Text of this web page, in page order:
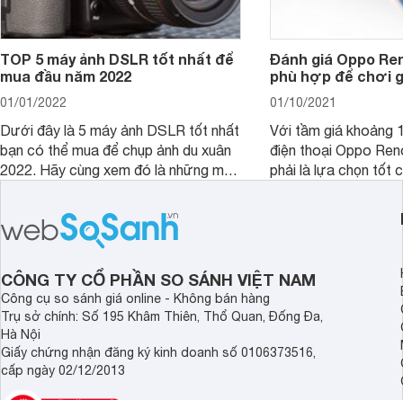
TOP 5 máy ảnh DSLR tốt nhất để
mua đầu năm 2022
01/01/2022
Dưới đây là 5 máy ảnh DSLR tốt nhất
bạn có thể mua để chụp ảnh du xuân
2022. Hãy cùng xem đó là những mẫu
Đánh giá Oppo
phù hợp để chơi
01/10/2021
Với tầm giá khoảng
điện thoại Oppo
phải là lựa chọn tốt
CÔNG TY CỔ PHẦN SO SÁNH VIỆT NAM
Công cụ so sánh giá online - Không bán hàng
Trụ sở chính: Số 195 Khâm Thiên, Thổ Quan, Đống Đa,
Hà Nội
Giấy chứng nhận đăng ký kinh doanh số 0106373516,
cấp ngày 02/12/2013